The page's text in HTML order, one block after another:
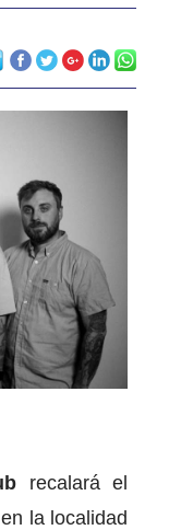
recalará el
la localidad